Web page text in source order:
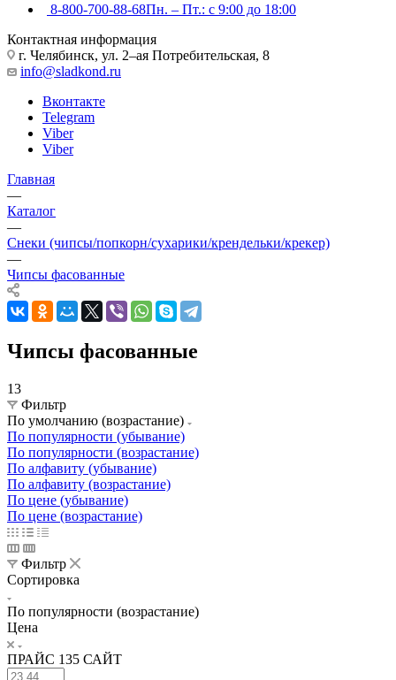
8-800-700-88-68Пн. – Пт.: с 9:00 до 18:00
Контактная информация
г. Челябинск, ул. 2–ая Потребительская, 8
info@sladkond.ru
Вконтакте
Telegram
Viber
Viber
Главная
—
Каталог
—
Снеки (чипсы/попкорн/сухарики/крендельки/крекер)
—
Чипсы фасованные
Чипсы фасованные
13
Фильтр
По умолчанию (возрастание)
По популярности (убывание)
По популярности (возрастание)
По алфавиту (убывание)
По алфавиту (возрастание)
По цене (убывание)
По цене (возрастание)
Фильтр
Сортировка
По популярности (возрастание)
Цена
ПРАЙС 135 САЙТ